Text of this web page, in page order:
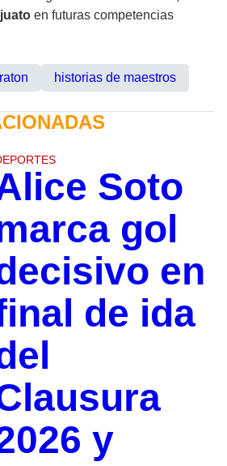
en futuras competencias
historias de maestros
Soto
gol
en
de ida
y